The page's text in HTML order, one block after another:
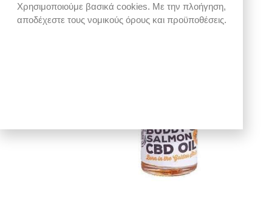
Χρησιμοποιούμε βασικά cookies. Με την πλοήγηση,
αποδέχεστε τους νομικούς όρους και προϋποθέσεις.